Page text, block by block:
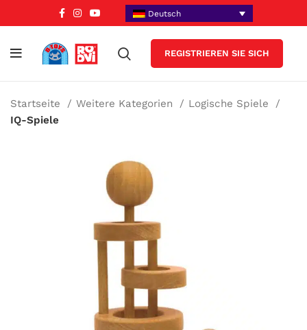
Deutsch
REGISTRIEREN SIE SICH
Startseite Weitere Kategorien
Logische Spiele
IQ-Spiele